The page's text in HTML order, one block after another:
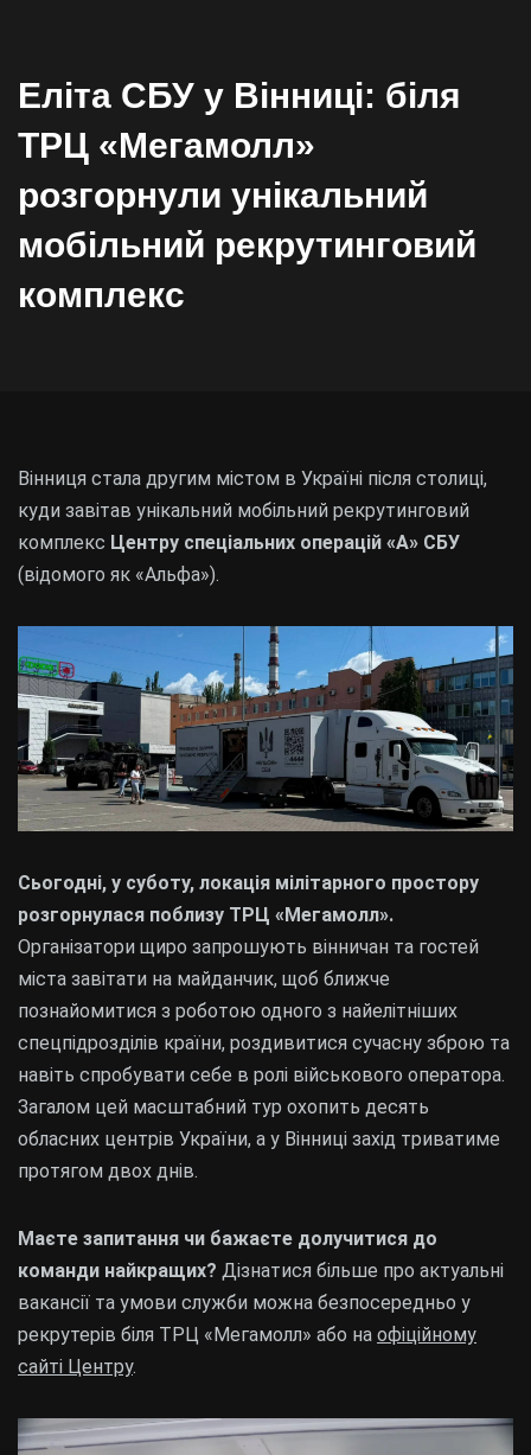
Еліта СБУ у Вінниці: біля
ТРЦ «Мегамолл»
розгорнули унікальний
мобільний рекрутинговий
комплекс
Вінниця стала другим містом в Україні після столиці,
куди завітав унікальний мобільний рекрутинговий
комплекс Центру спеціальних операцій «А» СБУ
(відомого як «Альфа»).
Сьогодні, у суботу, локація мілітарного простору
розгорнулася поблизу ТРЦ «Мегамолл».
Організатори щиро запрошують вінничан та гостей
міста завітати на майданчик, щоб ближче
познайомитися з роботою одного з найелітніших
спецпідрозділів країни, роздивитися сучасну зброю та
навіть спробувати себе в ролі військового оператора.
Загалом цей масштабний тур охопить десять
обласних центрів України, а у Вінниці захід триватиме
протягом двох днів.
Маєте запитання чи бажаєте долучитися до
команди найкращих? Дізнатися більше про актуальні
вакансії та умови служби можна безпосередньо у
рекрутерів біля ТРЦ «Мегамолл» або на офіційному
сайті Центру.